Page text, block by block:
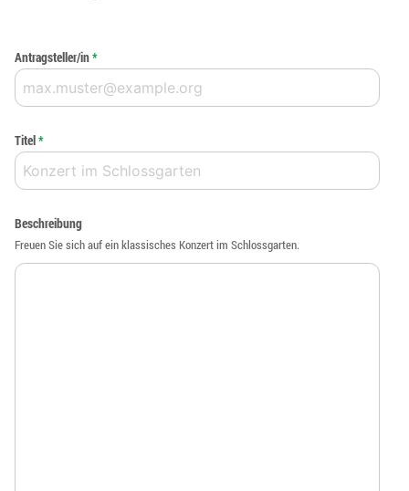
Antragsteller/in*
Titel*
Beschreibung
Freuen Sie sich auf ein klassisches Konzert im Schlossgarten.